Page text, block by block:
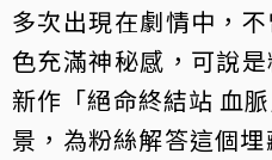
多次出現在劇情中，
色充滿神秘感，可說
新作「絕命終結站 血
景，為粉絲解答這個